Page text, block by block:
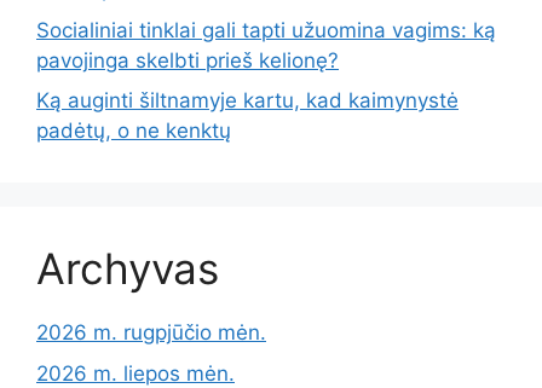
Socialiniai tinklai gali tapti užuomina vagims: ką
pavojinga skelbti prieš kelionę?
Ką auginti šiltnamyje kartu, kad kaimynystė
padėtų, o ne kenktų
Archyvas
2026 m. rugpjūčio mėn.
2026 m. liepos mėn.